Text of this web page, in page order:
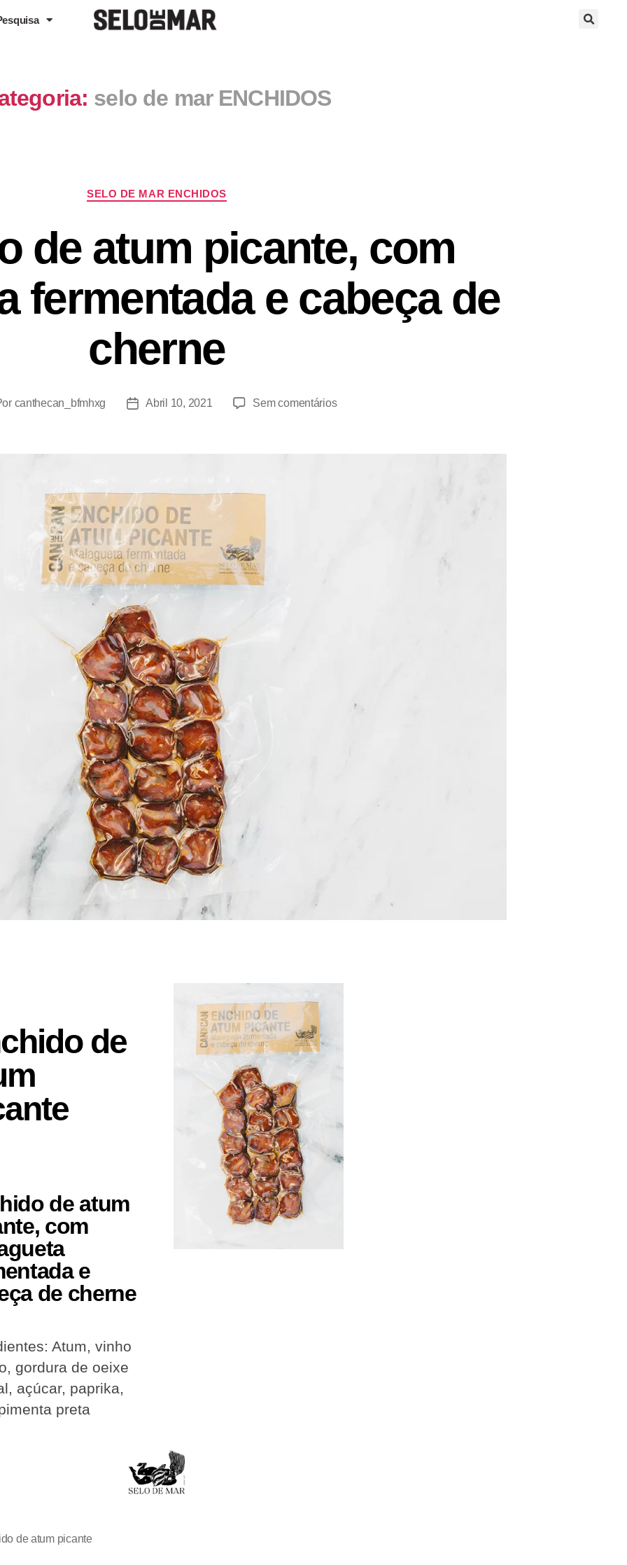
selo de mar ENCHIDOS
SELO DE MAR ENCHIDOS
de atum picante, com
fermentada e cabeça de
cherne
canthecan_bfmhxg Abril 10, 2021 Sem comentários
de
de atum
com
e
de cherne
Atum, vinho
gordura de oeixe
açúcar, paprika,
preta
de atum picante